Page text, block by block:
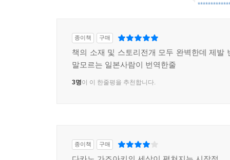
종이책 구매
책의 소재 및 스토리전개 모두 완벽한데 제발
말모르는 일본사람이 번역한줄
3명이 이 한줄평을 추천합니다.
종이책 구매